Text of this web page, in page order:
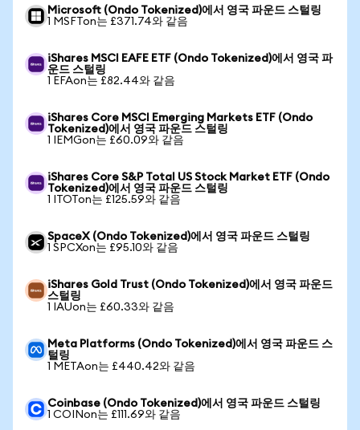
Microsoft (Ondo Tokenized)에서 영국 파운드 스털링
1 MSFTon는 £371.74와 같음
iShares MSCI EAFE ETF (Ondo Tokenized)에서 영국 파
운드 스털링
1 EFAon는 £82.44와 같음
iShares Core MSCI Emerging Markets ETF (Ondo
Tokenized)에서 영국 파운드 스털링
1 IEMGon는 £60.09와 같음
iShares Core S&P Total US Stock Market ETF (Ondo
Tokenized)에서 영국 파운드 스털링
1 ITOTon는 £125.59와 같음
SpaceX (Ondo Tokenized)에서 영국 파운드 스털링
1 SPCXon는 £95.10와 같음
iShares Gold Trust (Ondo Tokenized)에서 영국 파운드
스털링
1 IAUon는 £60.33와 같음
Meta Platforms (Ondo Tokenized)에서 영국 파운드 스
털링
1 METAon는 £440.42와 같음
Coinbase (Ondo Tokenized)에서 영국 파운드 스털링
1 COINon는 £111.69와 같음